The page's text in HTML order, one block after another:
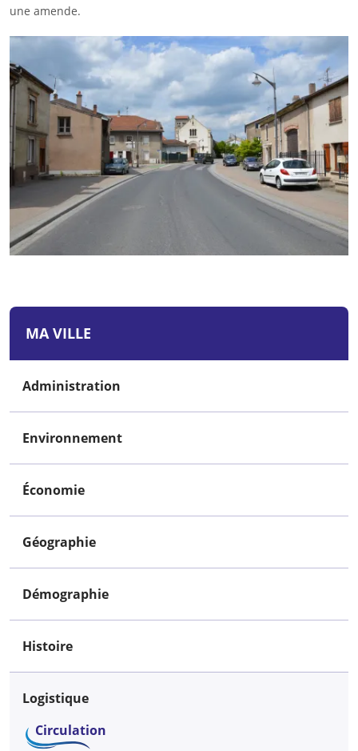
une amende.
MA VILLE
Administration
Environnement
Économie
Géographie
Démographie
Histoire
Logistique
Circulation